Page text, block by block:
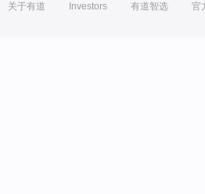
关于有道 Investors 有道智选 官